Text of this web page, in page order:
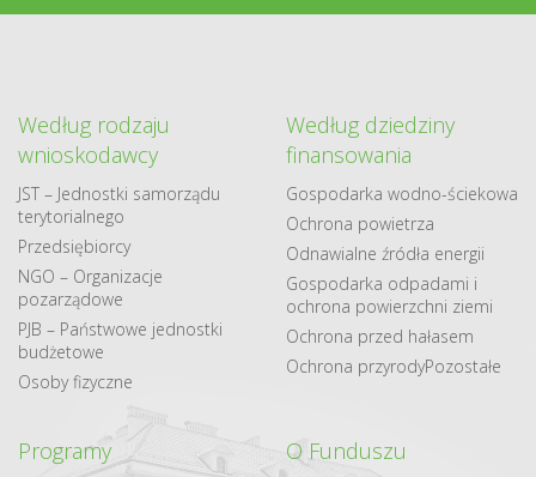
Według rodzaju
wnioskodawcy
JST – Jednostki samorządu
terytorialnego
Przedsiębiorcy
NGO – Organizacje
pozarządowe
PJB – Państwowe jednostki
budżetowe
Osoby fizyczne
Według dziedziny
finansowania
Gospodarka​ wodno​-ściekowa
Ochrona powietrza
Odnawialne​ źródła​ energii
Gospodarka odpadami i
ochrona powierzchni ziemi
Ochrona przed hałasem
Ochrona przyrodyPozostałe
Programy O Funduszu